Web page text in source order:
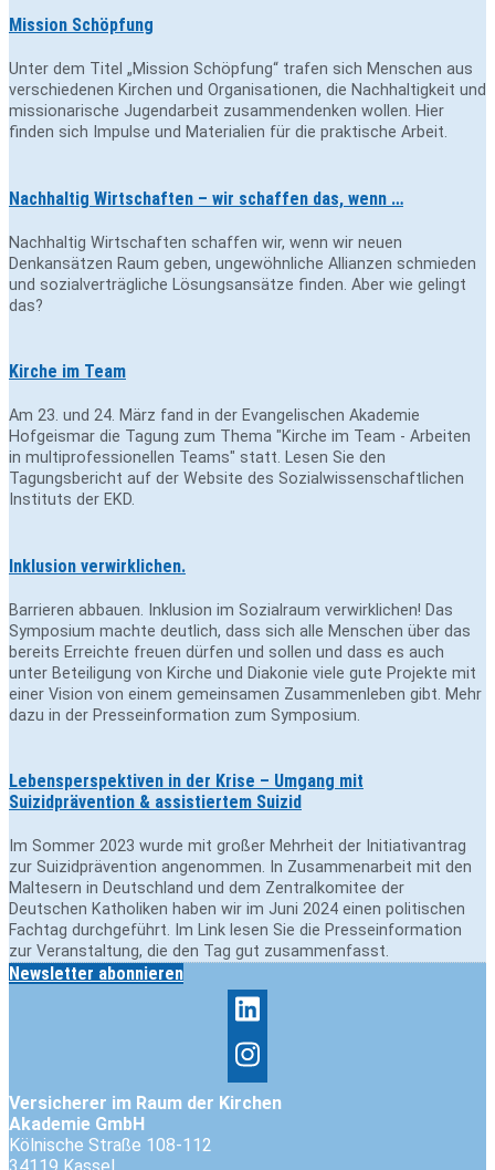
Mission Schöpfung
Unter dem Titel „Mission Schöpfung“ trafen sich Menschen aus
verschiedenen Kirchen und Organisationen, die Nachhaltigkeit und
missionarische Jugendarbeit zusammendenken wollen. Hier
finden sich Impulse und Materialien für die praktische Arbeit.
Nachhaltig Wirtschaften – wir schaffen das, wenn …
Nachhaltig Wirtschaften schaffen wir, wenn wir neuen
Denkansätzen Raum geben, ungewöhnliche Allianzen schmieden
und sozialverträgliche Lösungsansätze finden. Aber wie gelingt
das?
Kirche im Team
Am 23. und 24. März fand in der Evangelischen Akademie
Hofgeismar die Tagung zum Thema "Kirche im Team - Arbeiten
in multiprofessionellen Teams" statt. Lesen Sie den
Tagungsbericht auf der Website des Sozialwissenschaftlichen
Instituts der EKD.
Inklusion verwirklichen.
Barrieren abbauen. Inklusion im Sozialraum verwirklichen! Das
Symposium machte deutlich, dass sich alle Menschen über das
bereits Erreichte freuen dürfen und sollen und dass es auch
unter Beteiligung von Kirche und Diakonie viele gute Projekte mit
einer Vision von einem gemeinsamen Zusammenleben gibt. Mehr
dazu in der Presseinformation zum Symposium.
Lebensperspektiven in der Krise – Umgang mit
Suizidprävention & assistiertem Suizid
Im Sommer 2023 wurde mit großer Mehrheit der Initiativantrag
zur Suizidprävention angenommen. In Zusammenarbeit mit den
Maltesern in Deutschland und dem Zentralkomitee der
Deutschen Katholiken haben wir im Juni 2024 einen politischen
Fachtag durchgeführt. Im Link lesen Sie die Presseinformation
zur Veranstaltung, die den Tag gut zusammenfasst.
Newsletter abonnieren
Versicherer im Raum der Kirchen
Akademie GmbH
Kölnische Straße 108-112